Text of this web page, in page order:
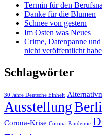
Termin für den
Danke für die Blumen
Schnee von gestern
Im Osten was Neues
Crime, Datenpanne
nicht veröffentlicht habe
Schlagwörter
30 Jahre Deutsche Einheit
Ausstellung
Corona-Krise Corona-Pandemie